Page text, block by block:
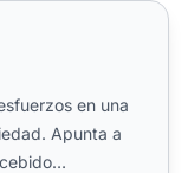
en una
Apunta a